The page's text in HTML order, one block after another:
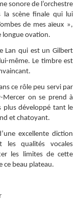
sonore de l’orchestre
la scène finale qui lui
de mes aïeux »,
longue ovation.
Lan qui est un Gilbert
même. Le timbre est
ce rôle peu servi par
Mercer on se prend à
plus développé tant le
et chatoyant.
excellente diction
les qualités vocales
les limites de cette
ce beau plateau.